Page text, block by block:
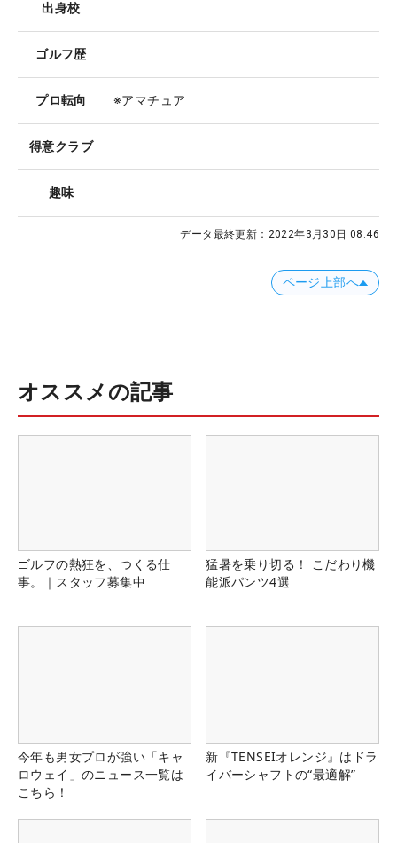
出身校
ゴルフ歴
プロ転向 ※アマチュア
得意クラブ
趣味
データ最終更新： 2022年3月30日 08:46
ページ上部へ
オススメの記事
ゴルフの熱狂を、つくる仕
事。｜スタッフ募集中
猛暑を乗り切る！ こだわり機
能派パンツ4選
今年も男女プロが強い「キャ
ロウェイ」のニュース一覧は
こちら！
新『TENSEIオレンジ』はドラ
イバーシャフトの“最適解”